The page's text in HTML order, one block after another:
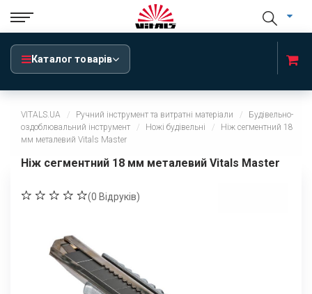
Каталог товарів
VITALS.UA Ручний інструмент та витратні матеріали
Будівельно-
оздоблювальний інструмент
Ножі будівельні
Ніж сегментний 18
мм металевий Vitals Master
Ніж сегментний 18 мм металевий Vitals Master
(0 Відруків)